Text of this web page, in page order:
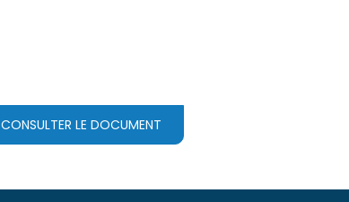
CONSULTER LE DOCUMENT